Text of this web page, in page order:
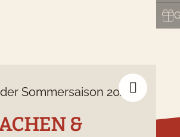
Sommersaison 2026
&